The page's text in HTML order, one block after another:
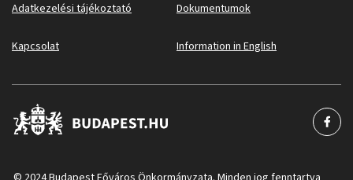
Adatkezelési tájékoztató Dokumentumok
Kapcsolat Information in English